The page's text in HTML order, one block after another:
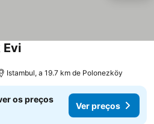
Evi
Istambul, a 19.7 km de Polonezköy
os preços
Ver preços